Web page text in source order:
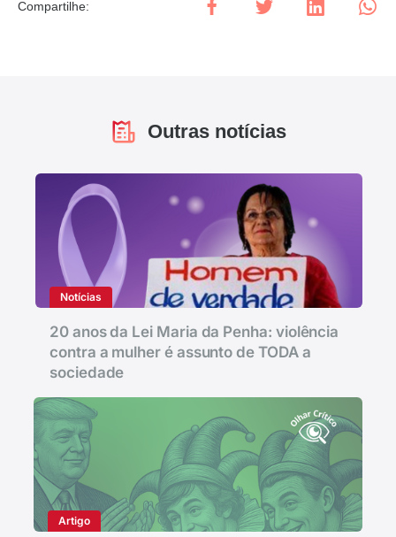
Compartilhe:
Outras notícias
Notícias
20 anos da Lei Maria da Penha: violência
contra a mulher é assunto de TODA a
sociedade
Artigo